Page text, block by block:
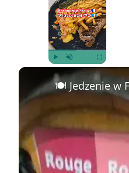
Unmute Fullscreen